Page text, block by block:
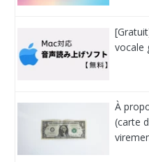
vocale
À
(carte